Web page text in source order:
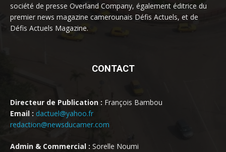
société de presse Overland Company, également éditrice du
premier news magazine camerounais Défis Actuels, et de
Défis Actuels Magazine.
CONTACT
Directeur de Publication : François Bambou
Email : dactuel@yahoo.fr
redaction@newsducamer.com
Admin & Commercial : Sorelle Noumi